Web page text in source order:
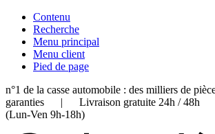
Contenu
Recherche
Menu principal
Menu client
Pied de page
n°1 de la casse automobile : des milliers de
garanties | Livraison gratuite 24h /
(Lun-Ven 9h-18h)